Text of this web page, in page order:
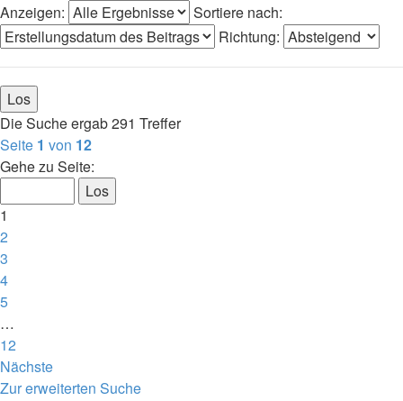
Anzeigen:
Sortiere nach:
Richtung:
Die Suche ergab 291 Treffer
Seite 1 von 12
Gehe zu Seite:
1
2
3
4
5
…
12
Nächste
Zur erweiterten Suche